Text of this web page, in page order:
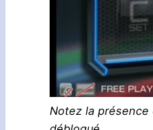
Notez la présence